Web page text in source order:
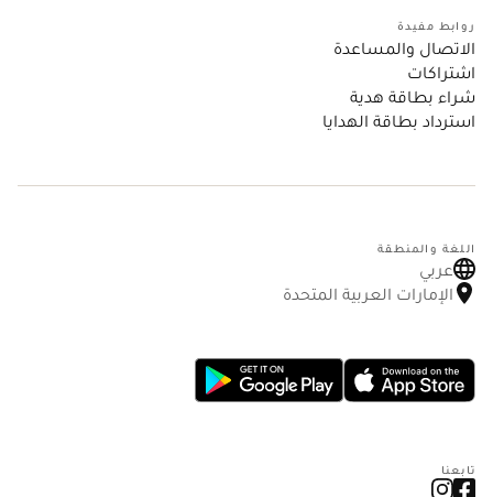
روابط مفيدة
الاتصال والمساعدة
اشتراكات
شراء بطاقة هدية
استرداد بطاقة الهدايا
اللغة والمنطقة
عربي
الإمارات العربية المتحدة
تابعنا